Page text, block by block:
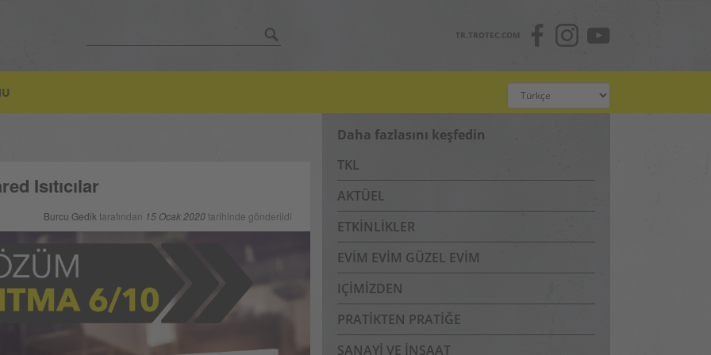
TR.TROTEC.COM
Isıtıcılar
Burcu Gedik tarafından 15 Ocak 2020tarihinde gönderildi
Daha fazlasını keşfedin
TKL
AKTÜEL
ETKINLIKLER
EVIM EVIM GÜZEL EVIM
IÇIMIZDEN
PRATIKTEN PRATIĞE
SANAYI VE İNŞAAT